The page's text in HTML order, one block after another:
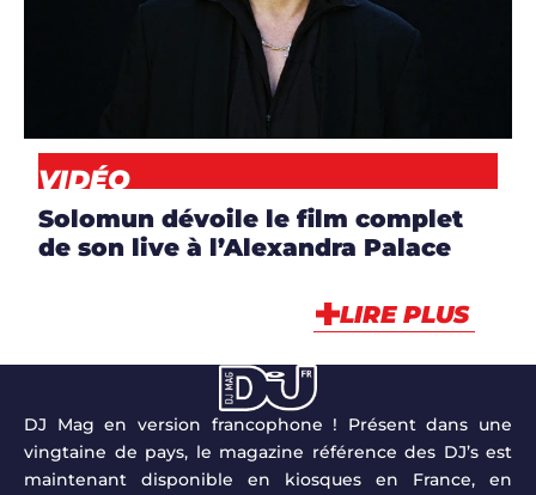
DJS,NEWS
VIDÉO
VIDÉO
Solomun dévoile le film complet
de son live à l’Alexandra Palace
LIRE PLUS
DJ Mag en version francophone ! Présent dans une
vingtaine de pays, le magazine référence des DJ’s est
maintenant disponible en kiosques en France, en